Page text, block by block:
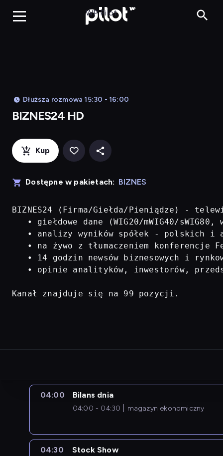
WP Pilot
Dłuższa rozmowa 15:30 - 16:00
BIZNES24 HD
Kup
Dostępne w pakietach: BIZNES
BIZNES24 (Firma/Giełda/Pieniądze) -
• giełdowe dane (WIG20/mWIG40/
• analizy wyników spółek - polskich i
• na żywo z tłumaczeniem konferencje
• 14 godzin newsów biznesowych i
• opinie analityków, inwestorów,
Kanał znajduje się na 99 pozycji.
04:00 Bilans dnia
04:00 - 04:30 magazyn ekonomiczny
04:30 Stock Show